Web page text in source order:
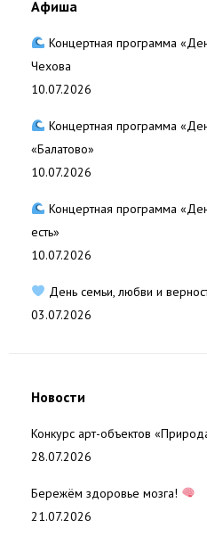
Афиша
Концертная программа
Чехова
10.07.2026
Концертная программа
«Балатово»
10.07.2026
Концертная программа
есть»
10.07.2026
День семьи, любви и
03.07.2026
Новости
Конкурс арт-объектов
28.07.2026
Бережём здоровье мозга!
21.07.2026